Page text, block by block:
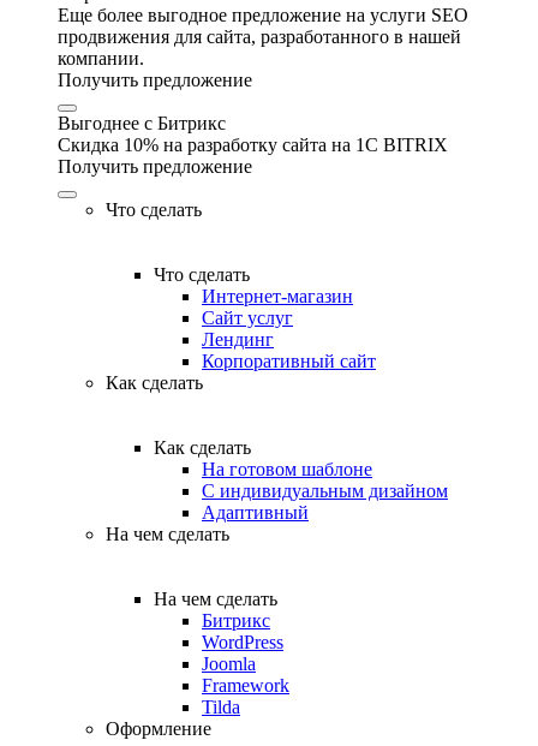
Еще более выгодное предложение на услуги SEO
продвижения для сайта, разработанного в нашей
компании.
Получить предложение
Выгоднее с Битрикс
Скидка 10% на разработку сайта на 1C BITRIX
Получить предложение
Что сделать
Что сделать
Интернет-магазин
Сайт услуг
Лендинг
Корпоративный сайт
Как сделать
Как сделать
На готовом шаблоне
С индивидуальным дизайном
Адаптивный
На чем сделать
На чем сделать
Битрикс
WordPress
Joomla
Framework
Tilda
Оформление